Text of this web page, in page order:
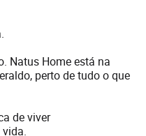
Natus Home está na
perto de tudo o que
de viver